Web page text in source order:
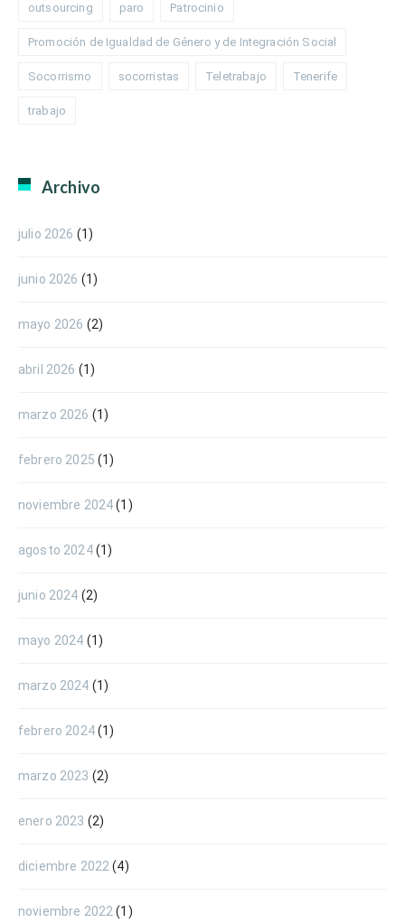
outsourcing paro Patrocinio
Promoción de Igualdad de Género y de Integración Social
Socorrismo socorristas Teletrabajo Tenerife
trabajo
Archivo
julio 2026 (1)
junio 2026 (1)
mayo 2026 (2)
abril 2026 (1)
marzo 2026 (1)
febrero 2025 (1)
noviembre 2024(1)
agosto 2024(1)
junio 2024 (2)
mayo 2024 (1)
marzo 2024 (1)
febrero 2024(1)
marzo 2023 (2)
enero 2023 (2)
diciembre 2022 (4)
noviembre 2022 (1)